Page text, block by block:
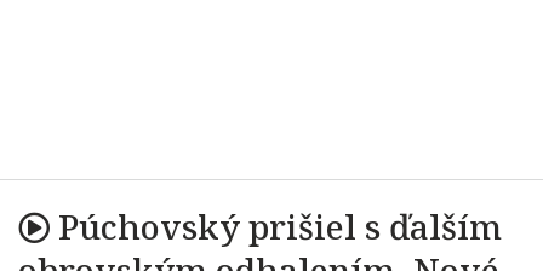
Púchovský prišiel s ďalším